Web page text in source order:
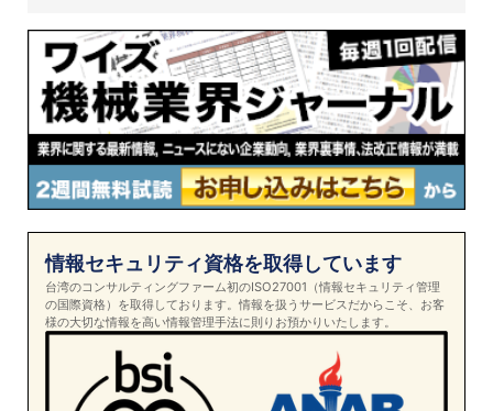
情報セキュリティ資格を取得しています
台湾のコンサルティングファーム初のISO27001（情報セキュリティ管理
の国際資格）を取得しております。情報を扱うサービスだからこそ、お客
様の大切な情報を高い情報管理手法に則りお預かりいたします。